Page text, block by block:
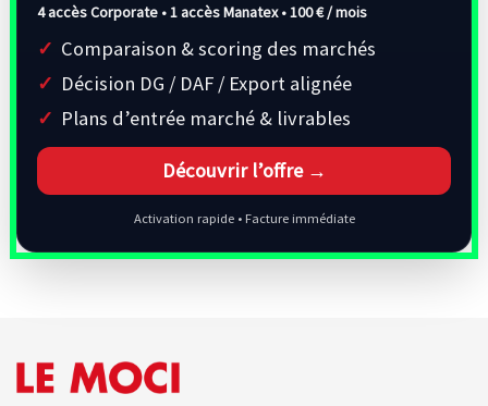
4 accès Corporate • 1 accès Manatex •100 € / mois
Comparaison & scoring des marchés
Décision DG / DAF / Export alignée
Plans d’entrée marché & livrables
Découvrir l’offre →
Activation rapide • Facture immédiate